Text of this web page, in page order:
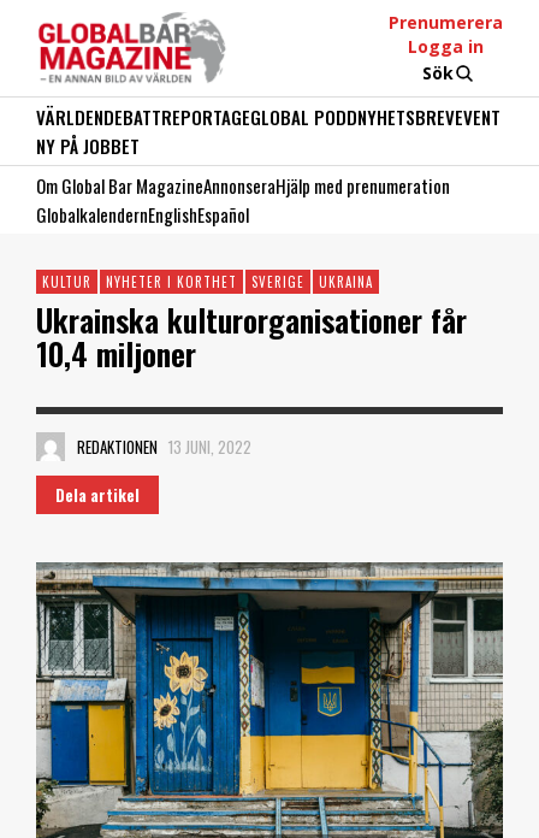
Prenumerera
Logga in
Sök
VÄRLDENDEBATTREPORTAGEGLOBAL PODDNYHETSBREVEVENT
NY PÅ JOBBET
Om Global Bar MagazineAnnonseraHjälp med prenumeration
GlobalkalendernEnglishEspañol
KULTUR NYHETER I KORTHET SVERIGE UKRAINA
Ukrainska kulturorganisationer får
10,4 miljoner
REDAKTIONEN 13 JUNI, 2022
Dela artikel